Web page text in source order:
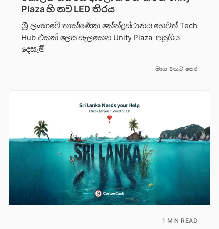
Plaza හි නව LED තිරය
ශ්‍රී ලංකාවේ තාක්ෂණික කේන්ද්‍රස්ථානය හෙවත් Tech
Hub එකක් ලෙස සැලකෙන Unity Plaza, පසුගිය
දෙසැම්
මාස 8කට පෙර
1 MIN READ